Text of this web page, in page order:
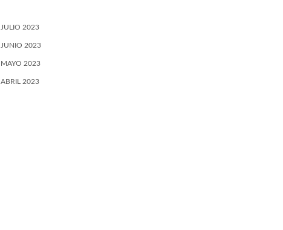
JULIO 2023
JUNIO 2023
MAYO 2023
ABRIL 2023